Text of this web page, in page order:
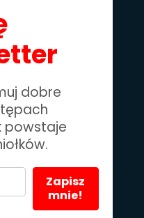
dobre
powstaje
Zapisz
mnie!